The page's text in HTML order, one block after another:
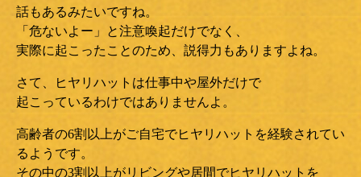
話もあるみたいですね。
「危ないよー」と注意喚起だけでなく、
実際に起こったことのため、説得力もありますよね。
さて、ヒヤリハットは仕事中や屋外だけで
起こっているわけではありませんよ。
高齢者の6割以上がご自宅でヒヤリハットを経験されてい
るようです。
その中の3割以上がリビングや居間でヒヤリハットを